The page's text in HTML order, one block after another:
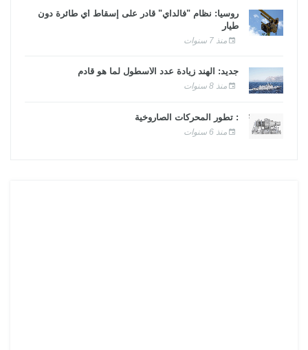
روسيا: نظام "فالداي" قادر على إسقاط أي طائرة دون
طيار
منذ 7 سنوات
جديد: الهند زيادة عدد الأسطول لما هو قادم
منذ 8 سنوات
: تطور المحركات الصاروخية
منذ 6 سنوات